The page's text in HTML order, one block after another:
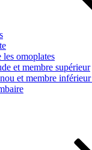
les omoplates
et membre supérieur
et membre inférieur